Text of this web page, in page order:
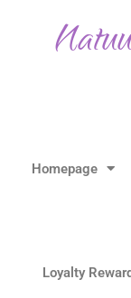
Homepage
Loyalty